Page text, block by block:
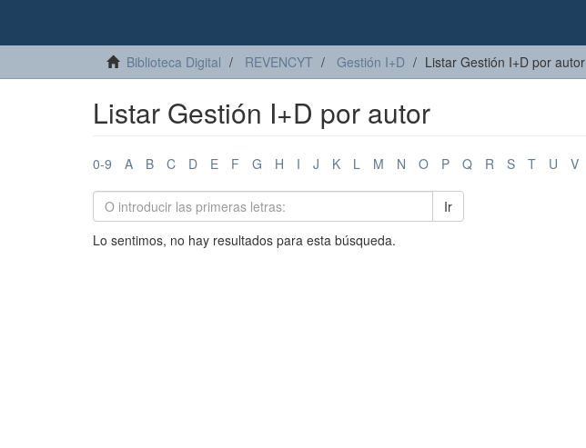
Biblioteca Digital REVENCYT Gestión I+D Listar Gestión I+D por autor
Listar Gestión I+D por autor
0-9 A B C D E F G H I J K L M N O P Q R S T U V
Ir
Lo sentimos, no hay resultados para esta búsqueda.